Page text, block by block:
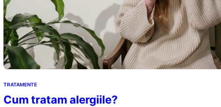
TRATAMENTE
Cum tratam alergiile?